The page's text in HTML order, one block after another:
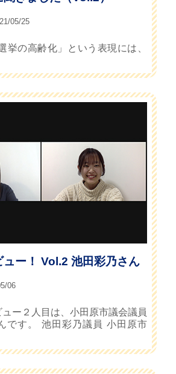
05/25
の高齢化」という表現には、
ュー！ Vol.2 池田彩乃さん
06
ー２人目は、小田原市議会議員
です。 池田彩乃議員 小田原市